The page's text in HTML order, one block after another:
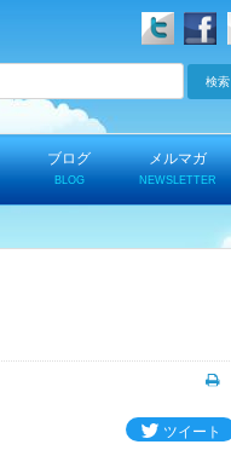
検索
ブログ
BLOG
メルマガ
NEWSLETTER
ツイート